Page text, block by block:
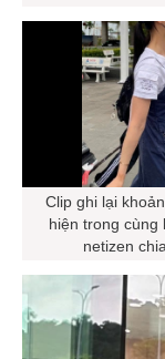
Clip ghi lại
hiện trong
netizen